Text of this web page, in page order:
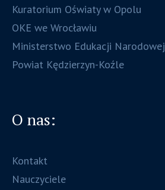
Kuratorium Oświaty w Opolu
OKE we Wrocławiu
Ministerstwo Edukacji Narodowej
Powiat Kędzierzyn-Koźle
O nas:
Kontakt
Nauczyciele